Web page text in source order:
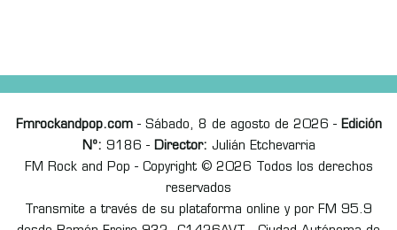
Fmrockandpop.com- Sábado, 8 de agosto de 2026 - Edición
Nº: 9186 - Director: Julián Etchevarria
FM Rock and Pop - Copyright © 2026 Todos los derechos
reservados
Transmite a través de su plataforma online y por FM 95.9